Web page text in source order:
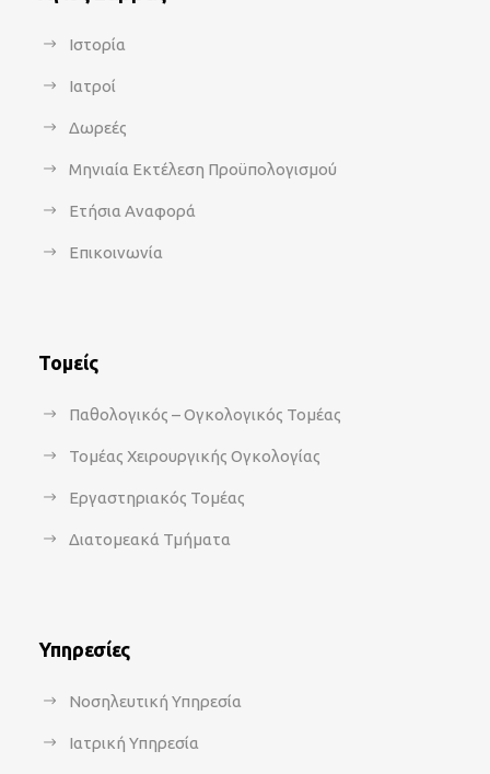
Ιστορία
Ιατροί
Δωρεές
Μηνιαία Εκτέλεση Προϋπολογισμού
Ετήσια Αναφορά
Επικοινωνία
Τομείς
Παθολογικός – Ογκολογικός Τομέας
Τομέας Χειρουργικής Ογκολογίας
Εργαστηριακός Τομέας
Διατομεακά Τμήματα
Υπηρεσίες
Νοσηλευτική Υπηρεσία
Ιατρική Υπηρεσία